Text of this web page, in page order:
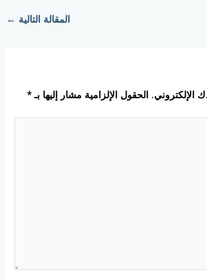
المقالة التالية ←
الإلكتروني. الحقول الإلزامية مشار إليها بـ*